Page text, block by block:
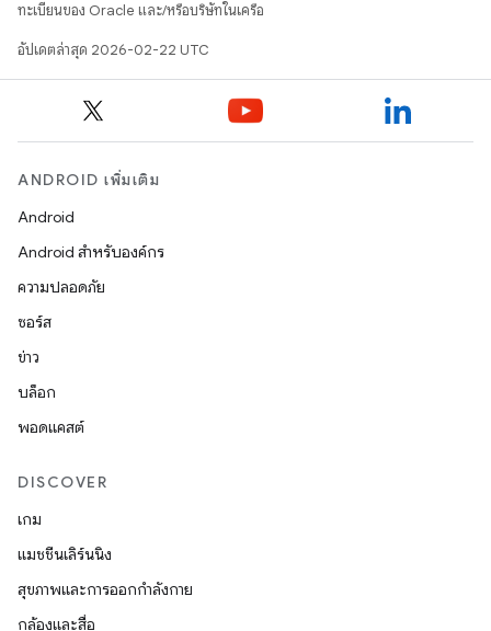
ทะเบียนของ Oracle และ/หรือบริษัทในเครือ
อัปเดตล่าสุด 2026-02-22 UTC
ANDROID เพิ่มเติม
Android
Android สำหรับองค์กร
ความปลอดภัย
ซอร์ส
ข่าว
บล็อก
พอดแคสต์
DISCOVER
เกม
แมชชีนเลิร์นนิง
สุขภาพและการออกกำลังกาย
กล้องและสื่อ